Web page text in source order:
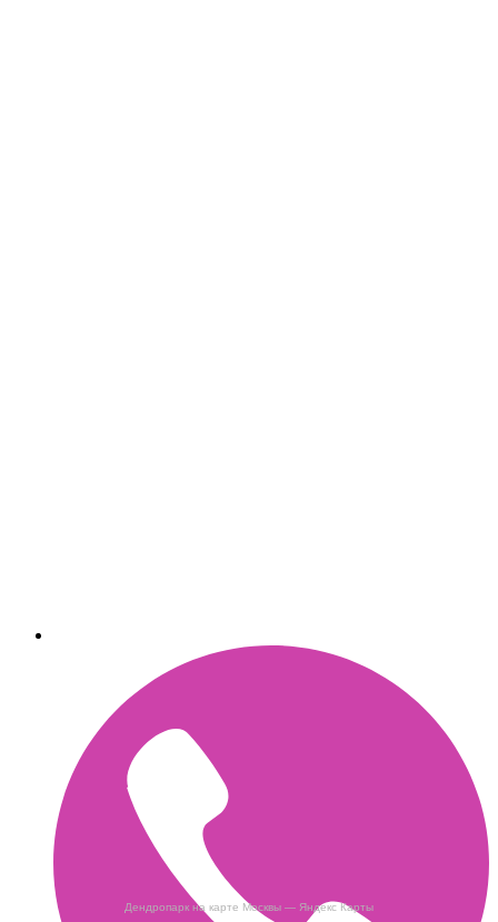
Дендропарк на карте Москвы — Яндекс Карты